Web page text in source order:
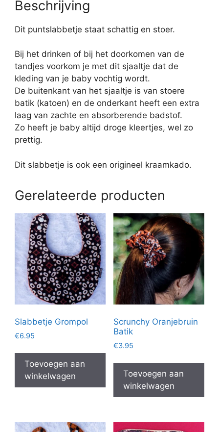
Beschrijving
Dit puntslabbetje staat schattig en stoer.
Bij het drinken of bij het doorkomen van de
tandjes voorkom je met dit sjaaltje dat de
kleding van je baby vochtig wordt.
De buitenkant van het sjaaltje is van stoere
batik (katoen) en de onderkant heeft een extra
laag van zachte en absorberende badstof.
Zo heeft je baby altijd droge kleertjes, wel zo
prettig.
Dit slabbetje is ook een origineel kraamkado.
Gerelateerde producten
Slabbetje Grompol
€6.95
Toevoegen aan
winkelwagen
Scrunchy Oranjebruin
Batik
€3.95
Toevoegen aan
winkelwagen